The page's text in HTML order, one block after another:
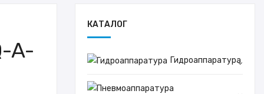
A-
КАТАЛОГ
Гидроаппаратура